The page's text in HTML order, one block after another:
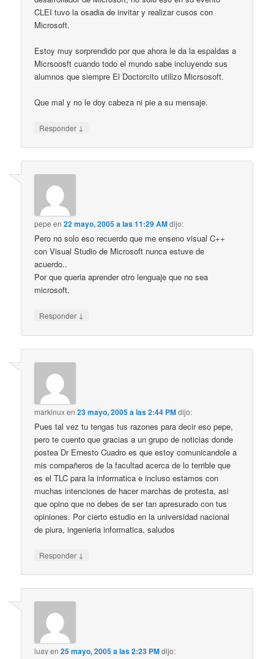
CLEI tuvo la osadia de invitar y realizar cusos con
Microsoft.
Estoy muy sorprendido por que ahora le da la espaldas a
Micrsoosft cuando todo el mundo sabe incluyendo sus
alumnos que siempre El Doctorcito utilizo Micrsosoft.
Que mal y no le doy cabeza ni pie a su mensaje.
Responder ↓
pepe en22 mayo, 2005 a las 11:29 AMdijo:
Pero no solo eso recuerdo que me enseno visual C++
con Visual Studio de Microsoft nunca estuve de
acuerdo..
Por que queria aprender otro lenguaje que no sea
microsoft.
Responder ↓
markinuxen23 mayo, 2005 a las 2:44 PMdijo:
Pues tal vez tu tengas tus razones para decir eso pepe,
pero te cuento que gracias a un grupo de noticias donde
postea Dr Ernesto Cuadro es que estoy comunicandole a
mis compañeros de la facultad acerca de lo terrible que
es el TLC para la informatica e incluso estamos con
muchas intenciones de hacer marchas de protesta, asi
que opino que no debes de ser tan apresurado con tus
opiniones. Por cierto estudio en la universidad nacional
de piura, ingenieria informatica, saludos
Responder ↓
iuaven25 mayo, 2005 a las 2:23 PMdijo: